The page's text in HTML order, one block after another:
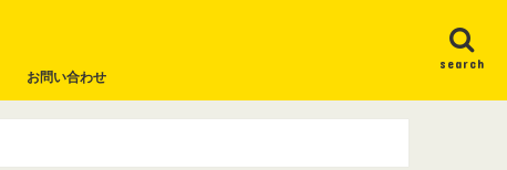
search
お問い合わせ